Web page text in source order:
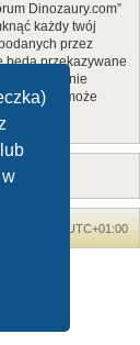
Dinozaury.com”
każdy twój
przez
będą przekazywane
ani phpBB nie
których może
UTC+01:00
Limited